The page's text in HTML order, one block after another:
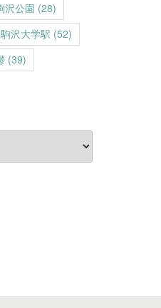
沢公園 (28)
駒沢大学駅 (52)
(39)